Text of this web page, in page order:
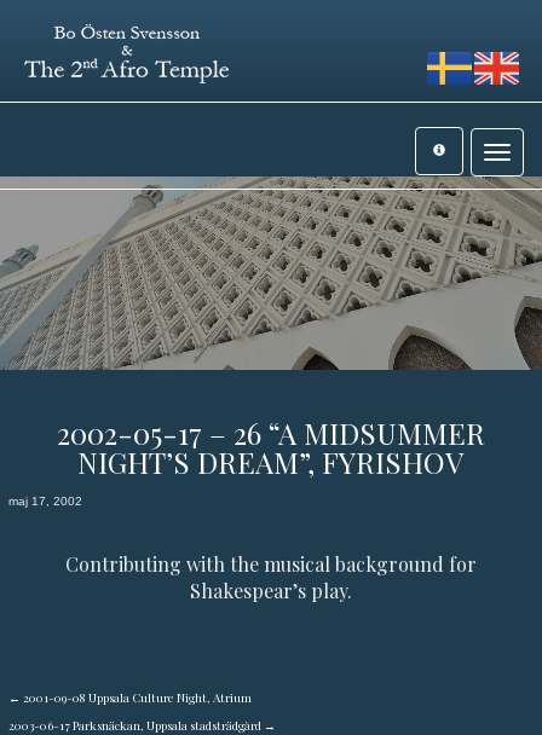
Toggle
2002-05-17 – 26 “A MIDSUMMER
NIGHT’S DREAM”, FYRISHOV
maj 17, 2002
Contributing with the musical background for
Shakespear’s play.
← 2001-09-08 Uppsala Culture Night, Atrium
2003-06-17 Parksnäckan, Uppsala stadsträdgård →